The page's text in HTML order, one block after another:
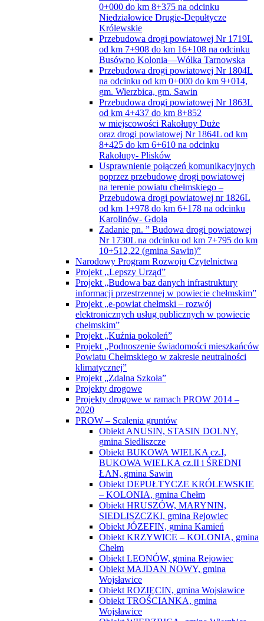
0+000 do km 8+375 na odcinku
Niedziałowice Drugie-Depułtycze
Królewskie
Przebudowa drogi powiatowej Nr 1719L
od km 7+908 do km 16+108 na odcinku
Busówno Kolonia—Wólka Tarnowska
Przebudowa drogi powiatowej Nr 1804L
na odcinku od km 0+000 do km 9+014,
gm. Wierzbica, gm. Sawin
Przebudowa drogi powiatowej Nr 1863L
od km 4+437 do km 8+852
w miejscowości Rakołupy Duże
oraz drogi powiatowej Nr 1864L od km
8+425 do km 6+610 na odcinku
Rakołupy- Plisków
Usprawnienie połączeń komunikacyjnych
poprzez przebudowę drogi powiatowej
na terenie powiatu chełmskiego –
Przebudowa drogi powiatowej nr 1826L
od km 1+978 do km 6+178 na odcinku
Karolinów- Gdola
Zadanie pn. ” Budowa drogi powiatowej
Nr 1730L na odcinku od km 7+795 do km
10+512,22 (gmina Sawin)”
Narodowy Program Rozwoju Czytelnictwa
Projekt ,,Lepszy Urząd”
Projekt „Budowa baz danych infrastruktury
informacji przestrzennej w powiecie chełmskim”
Projekt „e-powiat chełmski – rozwój
elektronicznych usług publicznych w powiecie
chełmskim”
Projekt „Kuźnia pokoleń”
Projekt „Podnoszenie świadomości mieszkańców
Powiatu Chełmskiego w zakresie neutralności
klimatycznej”
Projekt „Zdalna Szkoła”
Projekty drogowe
Projekty drogowe w ramach PROW 2014 –
2020
PROW – Scalenia gruntów
Obiekt ANUSIN, STASIN DOLNY,
gmina Siedliszcze
Obiekt BUKOWA WIELKA cz.I,
BUKOWA WIELKA cz.II i ŚREDNI
ŁAN, gmina Sawin
Obiekt DEPUŁTYCZE KRÓLEWSKIE
– KOLONIA, gmina Chełm
Obiekt HRUSZÓW, MARYNIN,
SIEDLISZCZKI, gmina Rejowiec
Obiekt JÓZEFIN, gmina Kamień
Obiekt KRZYWICE – KOLONIA, gmina
Chełm
Obiekt LEONÓW, gmina Rejowiec
Obiekt MAJDAN NOWY, gmina
Wojsławice
Obiekt ROZIĘCIN, gmina Wojsławice
Obiekt TROŚCIANKA, gmina
Wojsławice